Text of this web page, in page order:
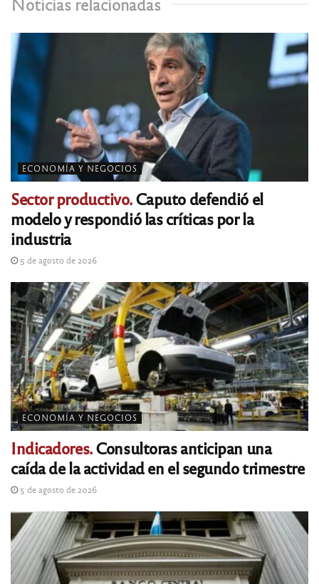
ECONOMÍA Y NEGOCIOS
Sector productivo.Caputo defendió el
modelo y respondió las críticas por la
industria
5 de agosto de 2026
ECONOMÍA Y NEGOCIOS
Indicadores.Consultoras anticipan una
caída de la actividad en el segundo trimestre
5 de agosto de 2026